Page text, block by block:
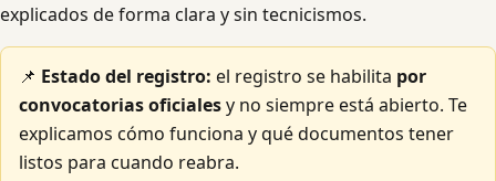
explicados de forma clara y sin tecnicismos.
📌 Estado del registro: el registro se habilita por
convocatorias oficialesy no siempre está abierto. Te
explicamos cómo funciona y qué documentos tener
listos para cuando reabra.